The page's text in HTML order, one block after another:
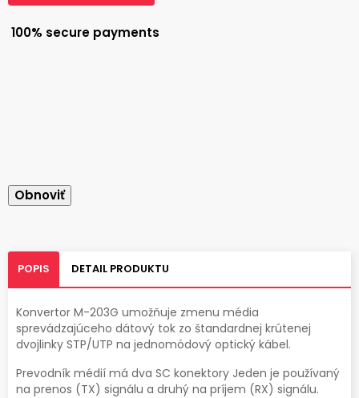
100% secure payments
POPIS DETAIL PRODUKTU
Konvertor M-203G umožňuje zmenu média
sprevádzajúceho dátový tok zo štandardnej krútenej
dvojlinky STP/UTP na jednomódový optický kábel.
Prevodník médií má dva SC konektory Jeden je používaný
na prenos (TX) signálu a druhý na príjem (RX) signálu.